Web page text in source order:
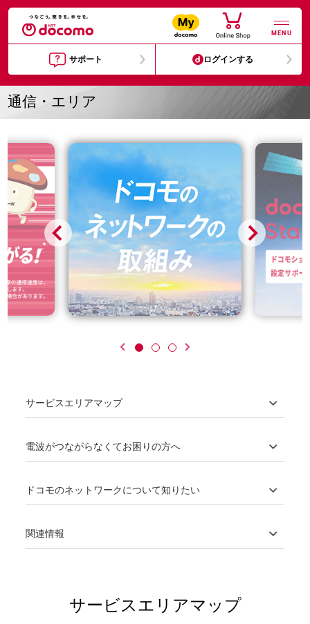
MENU
サポート ログインする
通信・エリア
サービスエリアマップ
電波がつながらなくてお困りの方へ
ドコモのネットワークについて知りたい
関連情報
サービスエリアマップ